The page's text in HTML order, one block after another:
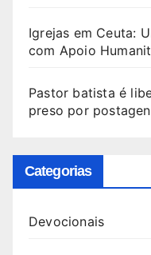
Igrejas em Ceuta:
com Apoio
Pastor batista é
preso por
Categorias
Devocionais